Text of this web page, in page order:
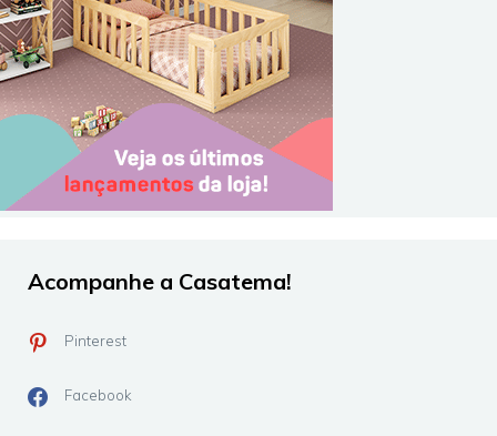
Acompanhe a Casatema!
Pinterest
Facebook